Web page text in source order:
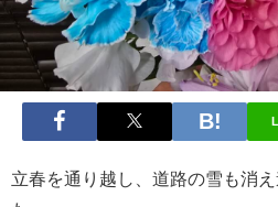
立春を通り越し、道路の雪も消